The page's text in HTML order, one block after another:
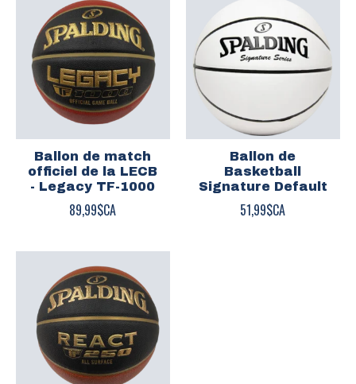
Ballon de match
officiel de la LECB
- Legacy TF-1000
89,99$CA
Ballon de
Basketball
Signature Default
51,99$CA